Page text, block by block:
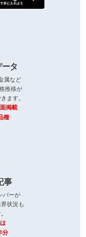
タ
属など
推移が
ます。
掲載
種
事
バーが
状況も
分